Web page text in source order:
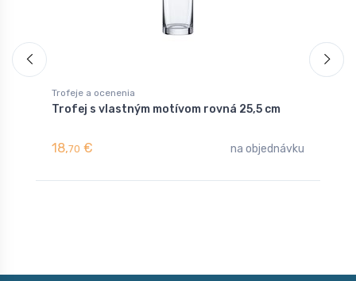
Trofeje a ocenenia
Trofej s vlastným motívom rovná 25,5 cm
18,70 € na objednávku